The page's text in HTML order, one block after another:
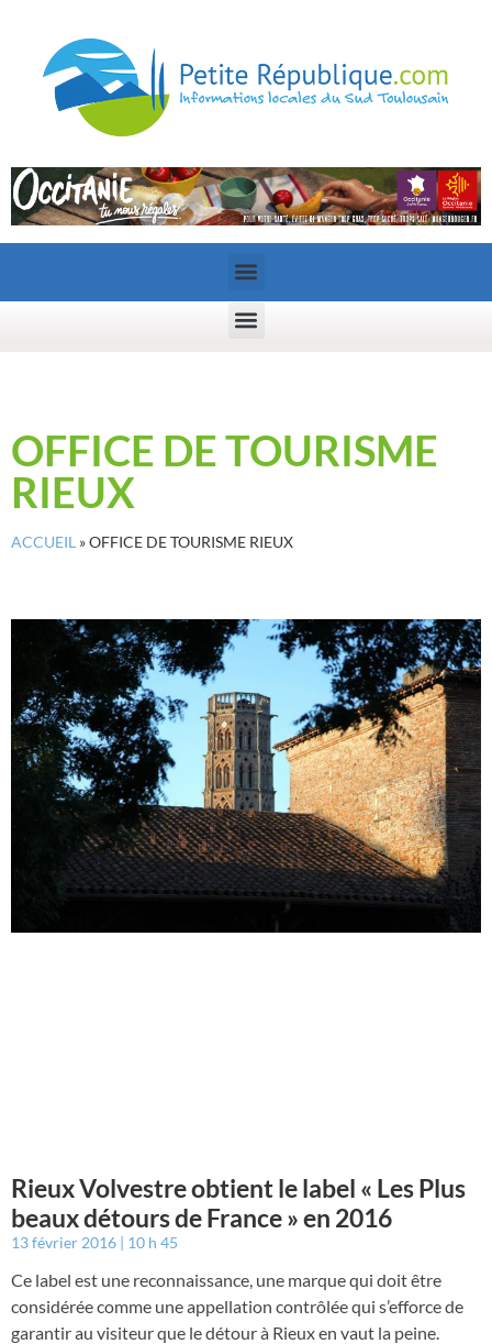
OFFICE DE TOURISME
RIEUX
ACCUEIL »OFFICE DE TOURISME RIEUX
Rieux Volvestre obtient le label « Les Plus
beaux détours de France » en 2016
13 février 2016 10 h 45
Ce label est une reconnaissance, une marque qui doit être
considérée comme une appellation contrôlée qui s’efforce de
garantir au visiteur que le détour à Rieux en vaut la peine.